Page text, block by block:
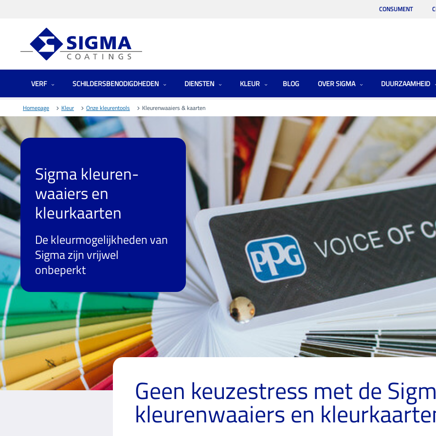
CONSUMENT
VERF SCHILDERSBENODIGDHEDEN DIENSTEN KLEUR BLOG OVER SIGMA DUURZAAMHEID
Homepage Kleur Onze kleurentools Kleurenwaaiers & kaarten
Sigma kleuren-
waaiers en
kleurkaarten
De kleurmogelijkheden van
Sigma zijn vrijwel
onbeperkt
Geen keuzestress met de
kleurenwaaiers en